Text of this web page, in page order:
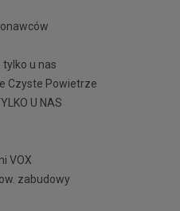
tylko u nas
Czyste Powietrze
U NAS
VOX
zabudowy